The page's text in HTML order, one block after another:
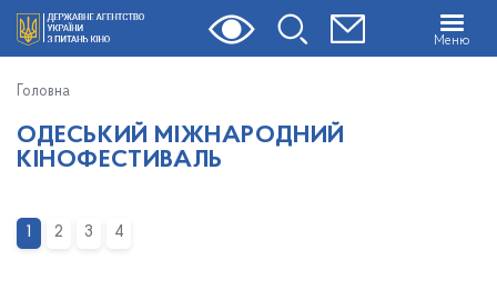
Меню
Головна
ОДЕСЬКИЙ МІЖНАРОДНИЙ
КІНОФЕСТИВАЛЬ
1 2 3 4